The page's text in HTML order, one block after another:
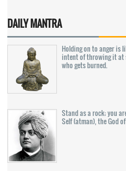
DAILY MANTRA
Holding on to anger is
intent of throwing it at
who gets burned.
Stand as a rock; you
Self (atman), the God